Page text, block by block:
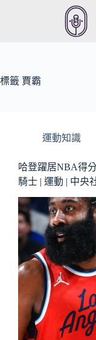
容
標籤 賈霸
運動知識
哈登躍居NBA得
騎士 | 運動 | 中央